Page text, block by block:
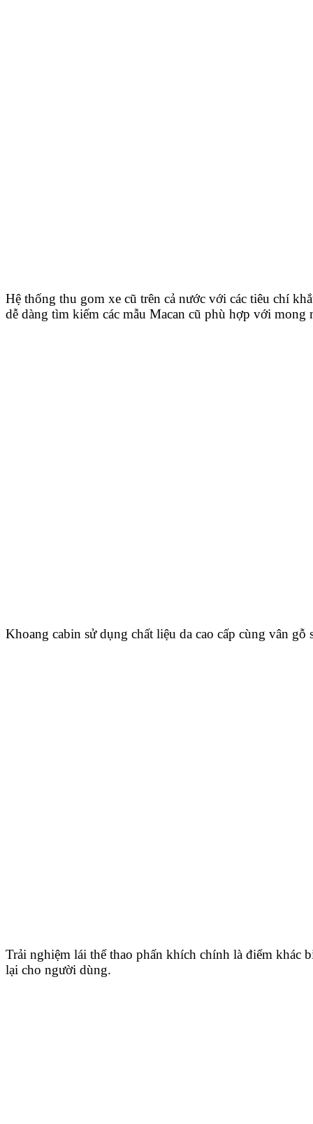
Hệ thống thu gom xe cũ trên cả nước với các tiêu chí
dễ dàng tìm kiếm các mẫu Macan cũ phù hợp với mong
Khoang cabin sử dụng chất liệu da cao cấp cùng vân gỗ
Trải nghiệm lái thể thao phấn khích chính là điểm khác
lại cho người dùng.